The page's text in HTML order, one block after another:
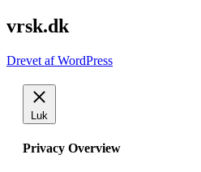
vrsk.dk
Drevet af WordPress
Luk
Privacy Overview